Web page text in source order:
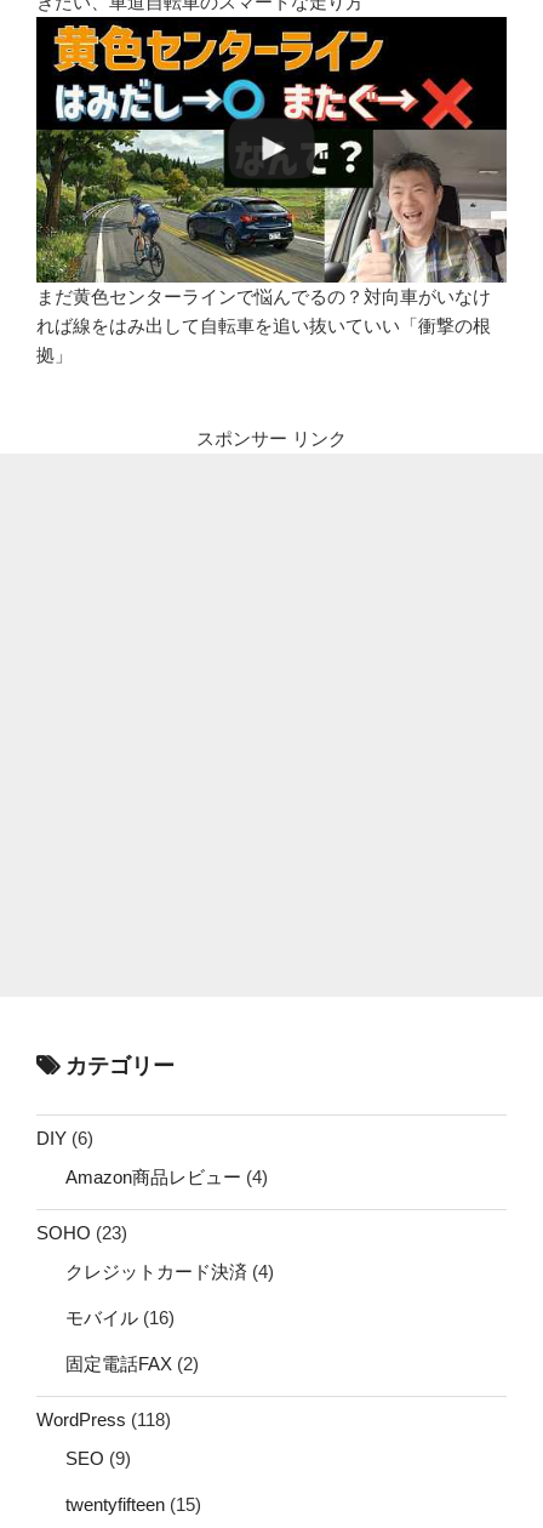
まだ黄色センターラインで悩んでるの？対向車がいなけ
れば線をはみ出して自転車を追い抜いていい「衝撃の根
拠」
スポンサー リンク
カテゴリー
DIY (6)
Amazon商品レビュー (4)
SOHO (23)
クレジットカード決済 (4)
モバイル (16)
固定電話FAX (2)
WordPress (118)
SEO (9)
twentyfifteen (15)